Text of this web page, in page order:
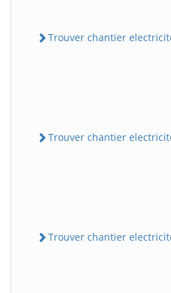
Trouver chantier
Trouver chantier electricite
Trouver chantier